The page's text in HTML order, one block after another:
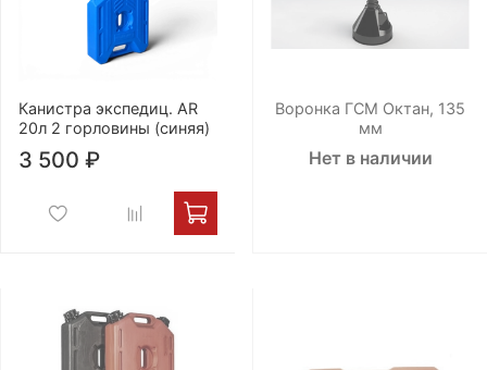
Канистра экспедиц. AR
20л 2 горловины (синяя)
3 500 ₽
Воронка ГСМ Октан, 135
мм
Нет в наличии